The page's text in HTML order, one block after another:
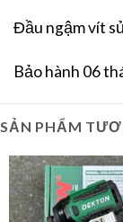
Đầu ngậm vít
Bảo hành 06
SẢN PHẨM